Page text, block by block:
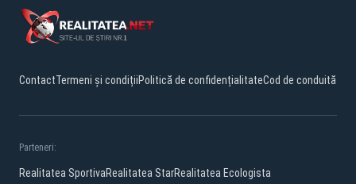
ContactTermeni și condițiiPolitică de confidențialitateCod de conduită
Parteneri:
Realitatea SportivaRealitatea StarRealitatea Ecologista